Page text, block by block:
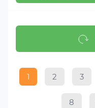
1 2 3
8